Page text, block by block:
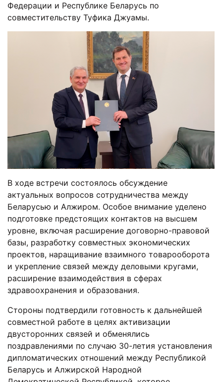
Федерации и Республике Беларусь по
совместительству Туфика Джуамы.
В ходе встречи состоялось обсуждение
актуальных вопросов сотрудничества между
Беларусью и Алжиром. Особое внимание уделено
подготовке предстоящих контактов на высшем
уровне, включая расширение договорно-правовой
базы, разработку совместных экономических
проектов, наращивание взаимного товарооборота
и укрепление связей между деловыми кругами,
расширение взаимодействия в сферах
здравоохранения и образования.
Стороны подтвердили готовность к дальнейшей
совместной работе в целях активизации
двусторонних связей и обменялись
поздравлениями по случаю 30-летия установления
дипломатических отношений между Республикой
Беларусь и Алжирской Народной